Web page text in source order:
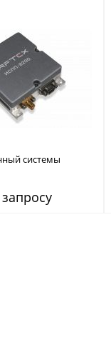
системы
помех RFТех